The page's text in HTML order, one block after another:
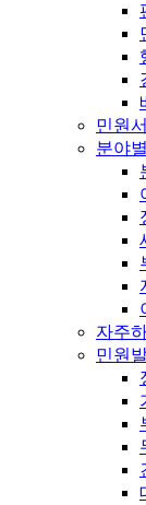
민원
분야
자주
민원